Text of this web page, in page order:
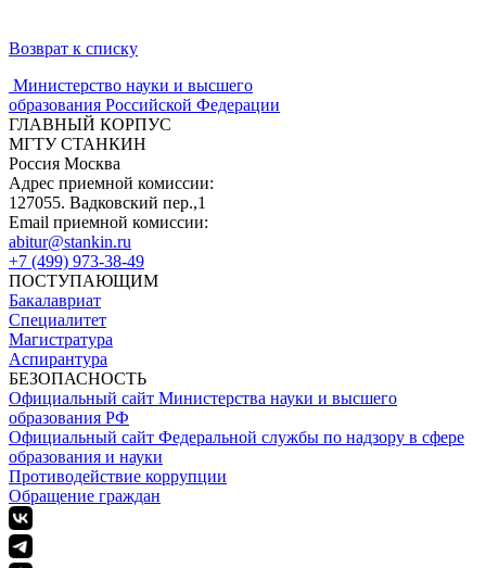
Возврат к списку
Министерство науки и высшего
образования Российской Федерации
ГЛАВНЫЙ КОРПУС
МГТУ СТАНКИН
Россия Москва
Адрес приемной комиссии:
127055. Вадковский пер.,1
Email приемной комиссии:
abitur@stankin.ru
+7 (499) 973-38-49
ПОСТУПАЮЩИМ
Бакалавриат
Специалитет
Магистратура
Аспирантура
БЕЗОПАСНОСТЬ
Официальный сайт Министерства науки и высшего
образования РФ
Официальный сайт Федеральной службы по надзору в сфере
образования и науки
Противодействие коррупции
Обращение граждан